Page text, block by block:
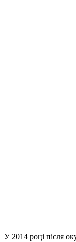
У 2014 році після